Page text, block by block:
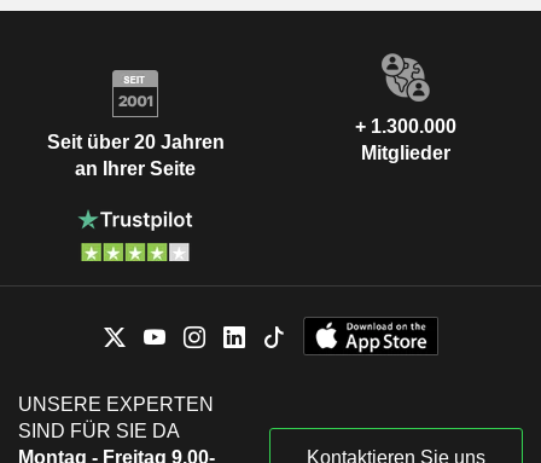
Seit über 20 Jahren
an Ihrer Seite
+ 1.300.000
Mitglieder
UNSERE EXPERTEN
SIND FÜR SIE DA
Montag - Freitag 9.00-
Kontaktieren Sie uns